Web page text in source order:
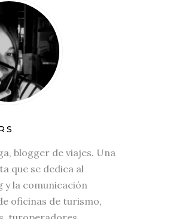
blogger de viajes. Una
que se dedica al
y la comunicación
oficinas de turismo,